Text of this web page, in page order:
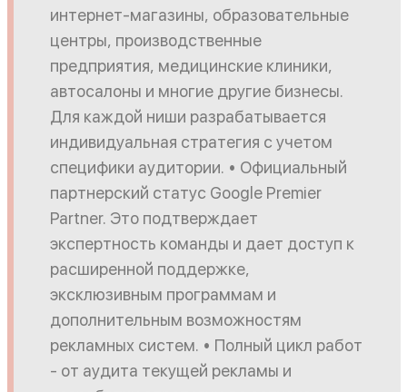
интернет-магазины, образовательные
центры, производственные
предприятия, медицинские клиники,
автосалоны и многие другие бизнесы.
Для каждой ниши разрабатывается
индивидуальная стратегия с учетом
специфики аудитории. • Официальный
партнерский статус Google Premier
Partner. Это подтверждает
экспертность команды и дает доступ к
расширенной поддержке,
эксклюзивным программам и
дополнительным возможностям
рекламных систем. • Полный цикл работ
- от аудита текущей рекламы и